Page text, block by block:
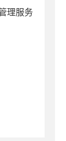
理服务